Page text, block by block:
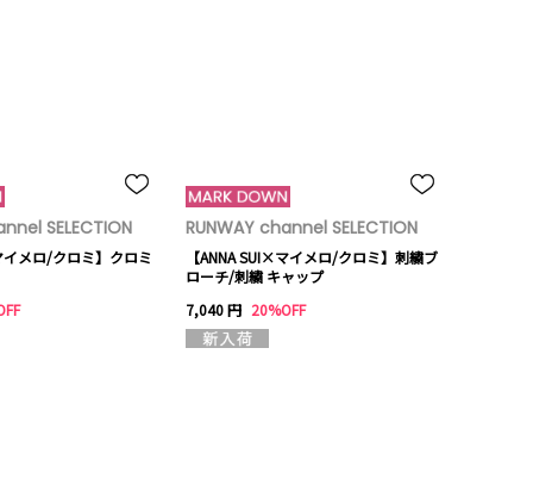
SELECTION
メロ/クロミ】クロミ
RUNWAY channel SELECTION
【ANNA SUI×マイメロ/クロミ】刺繍ブ
ローチ/刺繍 キャップ
7,040 円 20%OFF